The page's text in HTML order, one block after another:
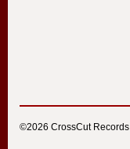
©2026 CrossCut Records